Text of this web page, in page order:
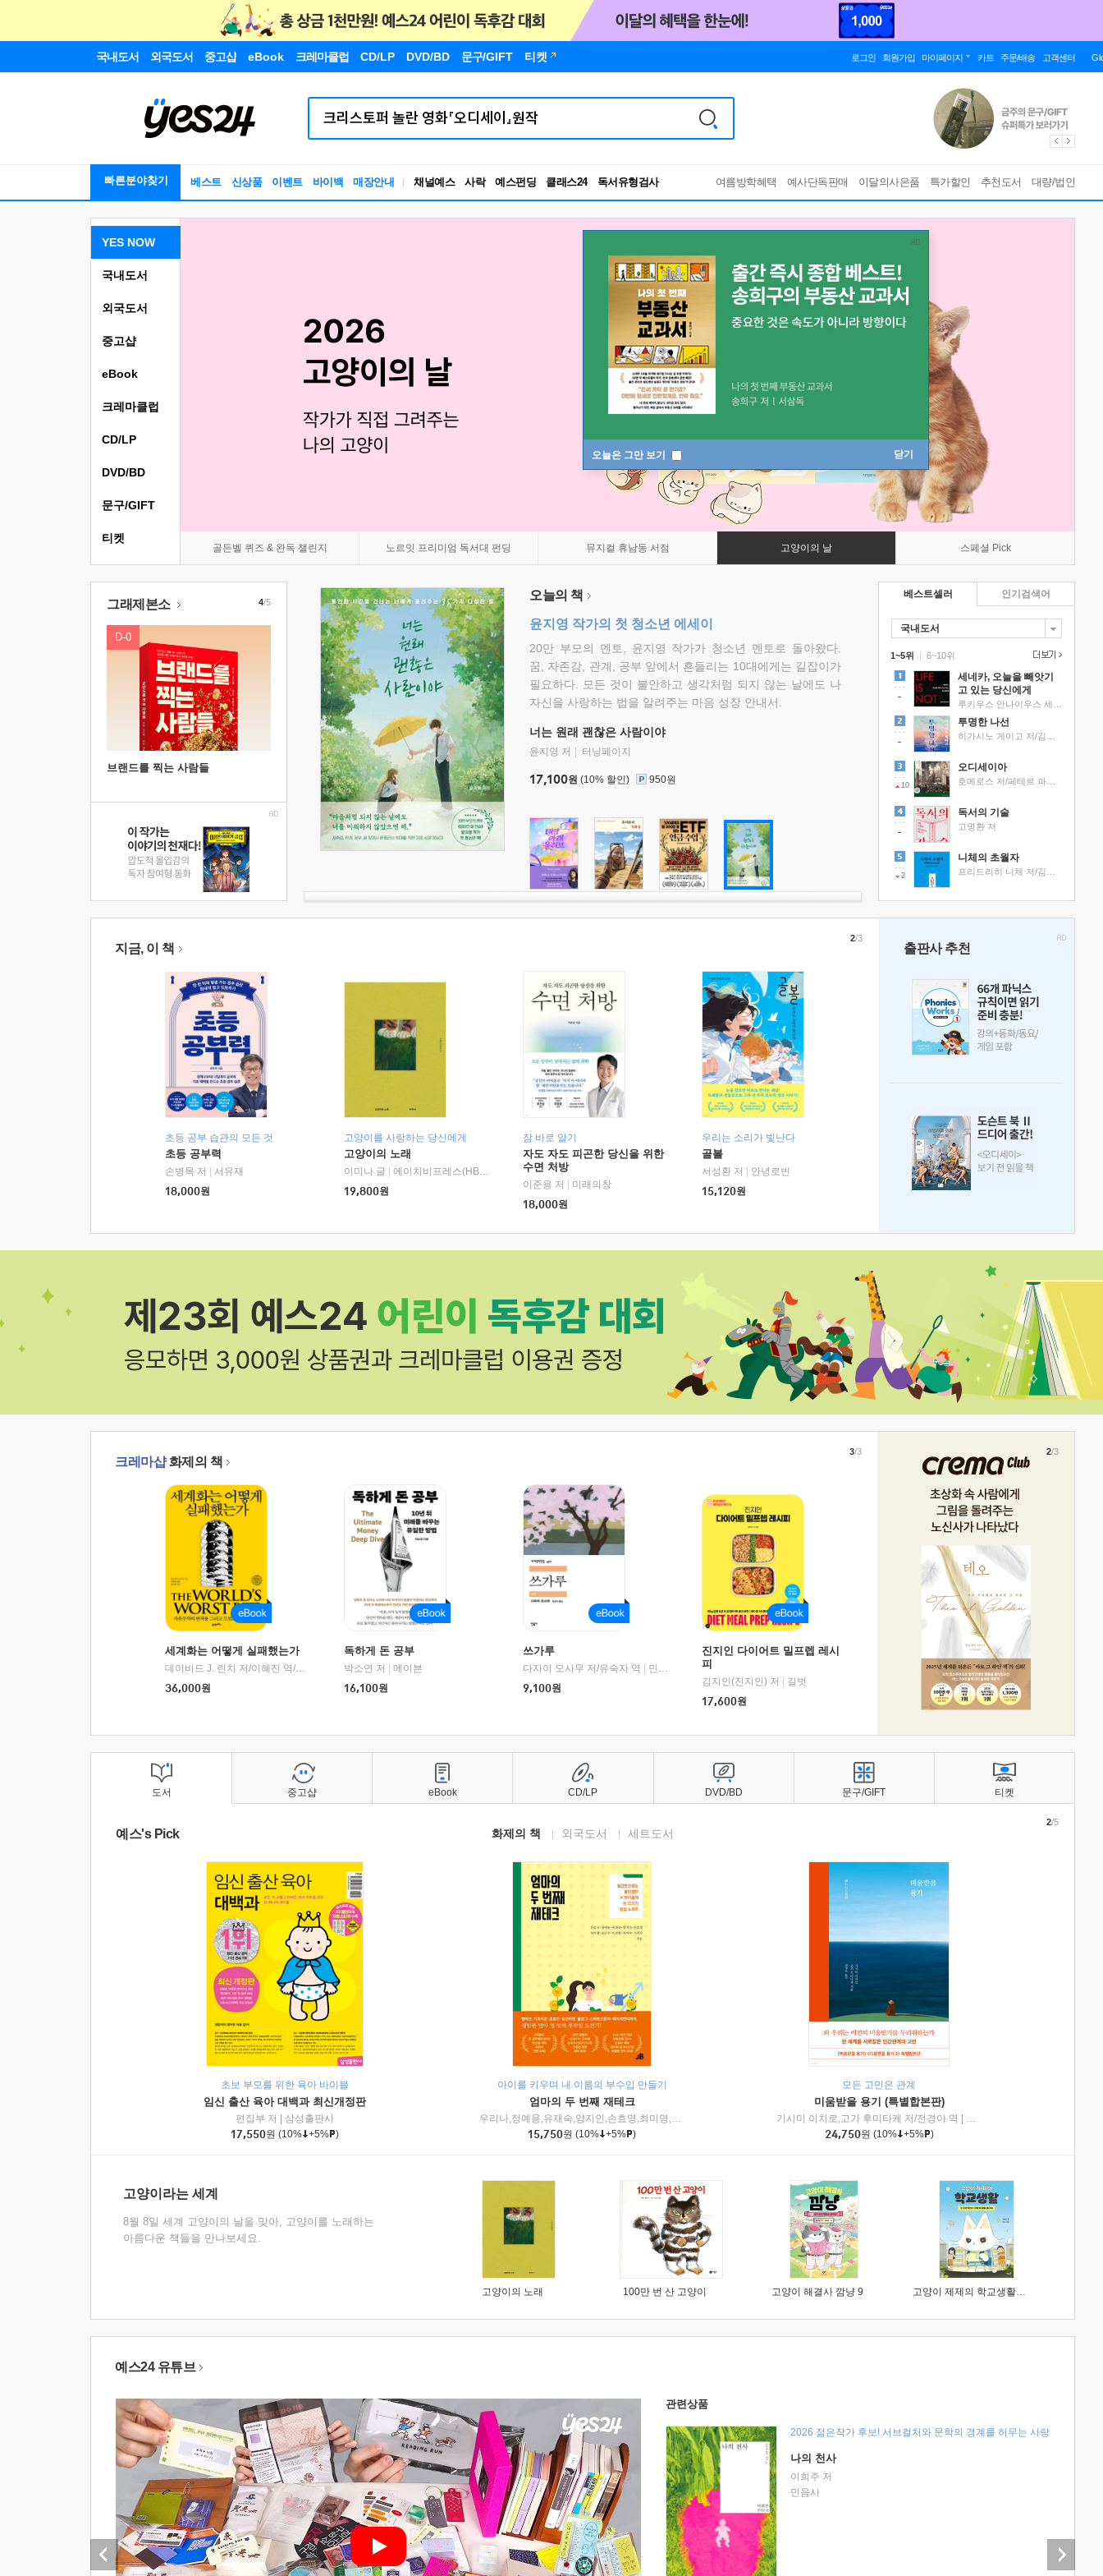
국내도서 외국도서 중고샵 eBook 크레마클럽 CD/LP DVD/BD 문구/GIFT 티켓 로그인 회원가입 마이페이지 카트 주문/배송 고객센터
빠른분야찾기 베스트 신상품 이벤트 바이백 매장안내 채널예스 사락 예스펀딩 클래스24
RBTI Lab
독서유형검사
여름방학혜택 예사단독판매 이달의사은품 특가할인 추천도서 대량/법인
오늘은 그만 보기 닫기
YES NOW
골든벨 퀴즈 & 완독 챌린지 노르잇 프리미엄 독서대 펀딩 뮤지컬 휴남동 서점 고양이의 날 스페셜 Pick
국내도서
외국도서
중고샵
eBook
크레마클럽
CD/LP
DVD/BD
문구/GIFT
티켓
그래제본소
D-0
브랜드를 찍는 사람들
4/5 오늘의 책
윤지영 작가의 첫 청소년 에세이
20만 부모의 멘토, 윤지영 작가가 청소년 멘토로 돌아왔다.
꿈, 자존감, 관계, 공부 앞에서 흔들리는 10대에게는 길잡이가
필요하다. 모든 것이 불안하고 생각처럼 되지 않는 날에도 나
자신을 사랑하는 법을 알려주는 마음 성장 안내서.
너는 원래 괜찮은 사람이야
윤지영 저 터닝페이지
17,100원 (10% 할인) 950원
베스트셀러
국내도서
1~5위 |
세네카, 오늘을 빼앗기
고 있는 당신에게
투명한 나선
10
오디세이아
독서의 기술
고명환 저
2
니체의 초월자
6~10위
인기검색어
지금, 이 책
초등 공부 습관의 모든 것
초등 공부력
손병목 저
서유재
18,000원
고양이를 사랑하는 당신에게
고양이의 노래
이미나 글
에이치비프레스(HBPRESS)
19,800원
잠 바로 알기
자도 자도 피곤한 당신을 위한
수면 처방
이준용 저
미래의창
18,000원
우리는 소리가 빛난다
골볼
서성환 저
안녕로빈
15,120원
2/3
출판사 추천
크레마샵화제의 책
세계화는 어떻게 실패했는가
데이비드 J. 린치 저/이혜진 역/최준영 감수 | 21세기북스
36,000원
독하게 돈 공부
박소연 저
메이븐
16,100원
쓰가루
다자이 오사무 저/유숙자 역
민음사
9,100원
진지인 다이어트 밀프렙 레시
피
김지인(진지인) 저
길벗
17,600원
3/3 2/3
도서
예스's Pick 화제의 책 외국도서 세트도서
초보 부모를 위한 육아 바이블
임신 출산 육아 대백과 최신개정판
편집부 저
삼성출판사
17,550원 (10% +5% )
아이를 키우며 내 이름의 부수입 만들기
엄마의 두 번째 재테크
우리나,정예용,유재숙,양지인,손효영,최미영,조민주,이진현,차미숙,서미숙 저 | 제이브리즈북스
15,750원 (10% +5% )
모든 고민은 관계
미움받을 용기 (특별합본판)
기시미 이치로,고가 후미타케 저/전경아 역
인플루엔셜
24,750원 (10% +5% )
2/5
고양이라는 세계
8월 8일 세계 고양이의 날을 맞아, 고양이를 노래하는
아름다운 책들을 만나보세요.
고양이의 노래 100만 번 산 고양이 고양이 해결사 깜냥 9 고양이 제제의 학교생활 1 : 초등학생이 이렇게 힘들 줄이야
중고샵 eBook CD/LP DVD/BD 문구/GIFT 티켓
예스24 유튜브
관련상품
2026 젊은작가 후보! 서브컬처와 문학의 경계를 허무는 사랑
나의 천사
이희주 저
민음사